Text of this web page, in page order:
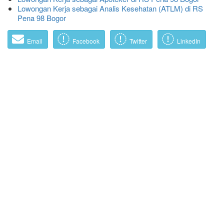
Lowongan Kerja sebagai Analis Kesehatan (ATLM) di RS
Pena 98 Bogor
Email Facebook Twitter LinkedIn